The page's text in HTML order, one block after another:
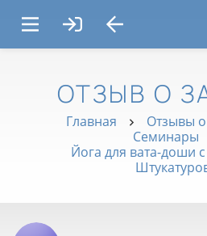
ОТЗЫВ О
Главная
Отзывы о
Семинары
Йога для вата-доши